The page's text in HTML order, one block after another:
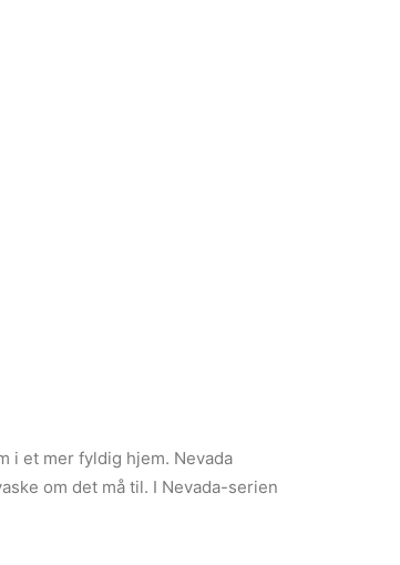
i et mer fyldig hjem. Nevada
om det må til. I Nevada-serien